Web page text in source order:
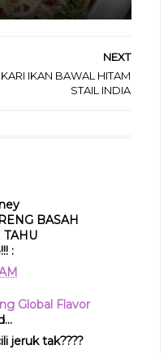
NEXT
KARI IKAN BAWAL HITAM
STAIL INDIA
BASAH
TAHU
:
Global Flavor
jeruk tak????